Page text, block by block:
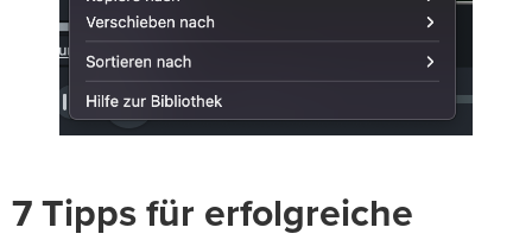
7 Tipps für erfolgreiche